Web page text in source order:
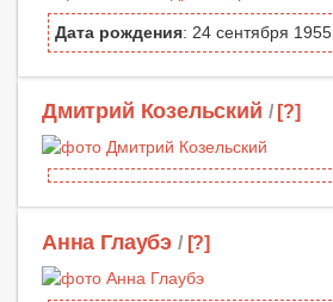
Дата рождения: 24 сентября 1955
Дмитрий Козельский / [?]
Анна Глаубэ / [?]